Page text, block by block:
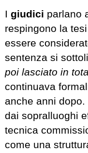
I giudici parlano
respingono la
essere
sentenza si
poi lasciato in
continuava
anche anni
dai sopralluoghi
tecnica
come una